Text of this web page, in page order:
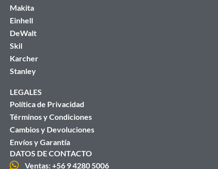
Makita
Einhell
DeWalt
Skil
Karcher
Stanley
LEGALES
Política de Privacidad
Términos y Condiciones
Cambios y Devoluciones
Envíos y Garantía
DATOS DE CONTACTO
Ventas: +56 9 4280 5006